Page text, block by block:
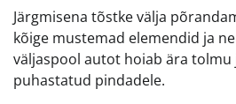
Järgmisena tõstke välja
kõige mustemad elemendid ja
väljaspool autot hoiab ära tolmu
puhastatud pindadele.